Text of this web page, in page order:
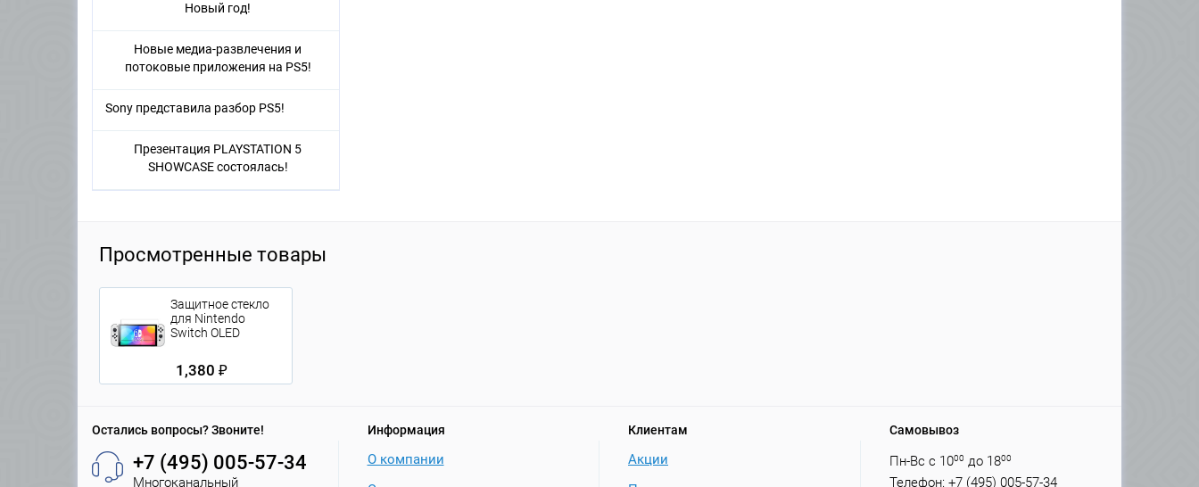
Новый год!
Новые медиа-развлечения и
потоковые приложения на PS5!
Sony представила разбор PS5!
Презентация PLAYSTATION 5
SHOWCASE состоялась!
Просмотренные товары
Защитное стекло
для Nintendo
Switch OLED
1,380 ₽
Остались вопросы? Звоните!
+7 (495) 005-57-34
Многоканальный
Информация
О компании
Клиентам
Акции
Самовывоз
Пн-Вс с 1000 до 1800
Телефон: +7 (495) 005-57-34